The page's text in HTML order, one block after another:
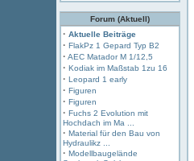
Forum (Aktuell)
· Aktuelle Beiträge
· FlakPz 1 Gepard Typ B2
· AEC Matador M 1/12,5
· Kodiak im Maßstab 1zu 16
· Leopard 1 early
· Figuren
· Figuren
· Fuchs 2 Evolution mit
Hochdach im Ma ...
· Material für den Bau von
Hydraulikz ...
· Modellbaugelände